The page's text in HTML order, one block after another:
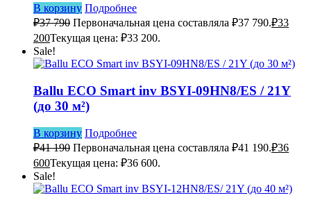
В корзину Подробнее
₽37 790 Первоначальная цена составляла ₽37 790.₽33
200Текущая цена: ₽33 200.
Sale!
Ballu ECO Smart inv BSYI-09HN8/ES / 21Y
(до 30 м²)
В корзину Подробнее
₽41 190 Первоначальная цена составляла ₽41 190.₽36
600Текущая цена: ₽36 600.
Sale!